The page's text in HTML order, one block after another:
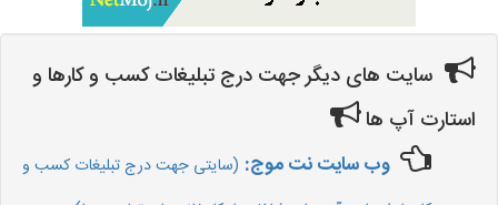
سایت های دیگر جهت درج تبلیغات کسب و کارها و
استارت آپ ها
وب سایت نت موج: (سایتی جهت درج تبلیغات کسب و